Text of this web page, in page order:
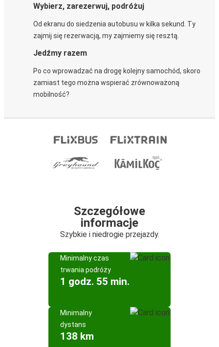
Wybierz, zarezerwuj, podróżuj
Od ekranu do siedzenia autobusu w kilka sekund. Ty
zajmij się rezerwacją, my zajmiemy się resztą.
Jedźmy razem
Po co wprowadzać na drogę kolejny samochód, skoro
zamiast tego można wspierać zrównoważoną
mobilność?
Szczegółowe
informacje
Szybkie i niedrogie przejazdy.
Minimalny czas
trwania podróży
1 godz. 55 min.
Minimalny
dystans
138 km